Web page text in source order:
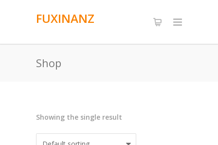
FUXINANZ
Shop
Showing the single result